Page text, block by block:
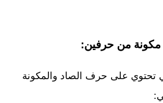
من حرفين:
تحتوي على حرف الصاد والمكونة